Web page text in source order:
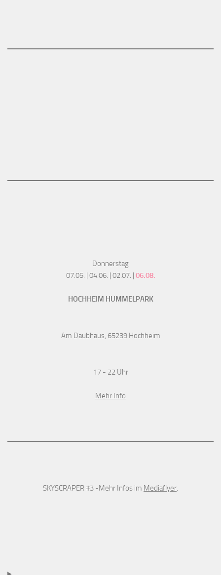
Donnerstag
07.05. | 04.06. | 02.07. | 06.08.
HOCHHEIM HUMMELPARK
Am Daubhaus, 65239 Hochheim
17 - 22 Uhr
Mehr Info
SKYSCRAPER #3 -Mehr Infos im Mediaflyer.